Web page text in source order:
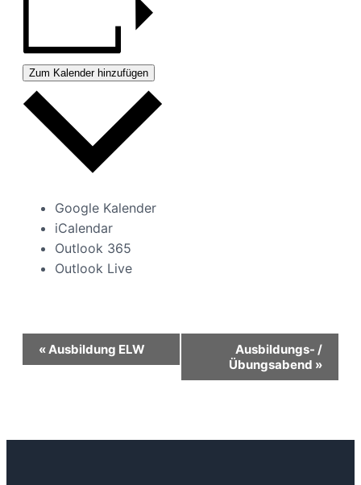
Zum Kalender hinzufügen
Google Kalender
iCalendar
Outlook 365
Outlook Live
Veranstaltung-
«Ausbildung ELW
Ausbildungs- /
Übungsabend »